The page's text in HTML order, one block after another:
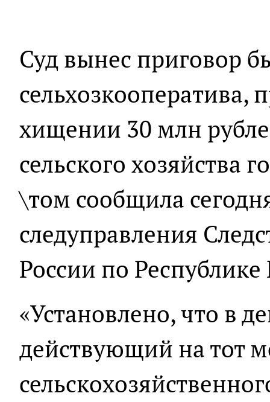
Суд вынес приговор
сельхозкооператива,
хищении 30 млн
сельского хозяйства
\том сообщила
следуправления
России по
«Установлено, что в
действующий на тот